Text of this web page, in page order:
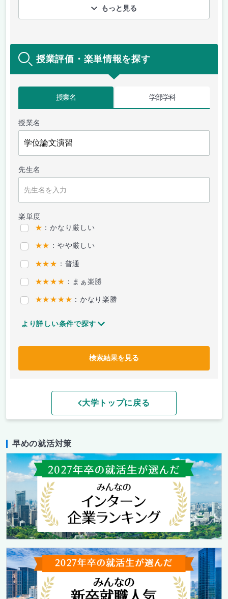
もっと見る
授業評価・楽単情報を探す
授業名 学部学科
授業名
先生名
楽単度
★ ：かなり厳しい
★★ ：やや厳しい
★★★ ：普通
★★★★ ：まぁ楽勝
★★★★★ ：かなり楽勝
より詳しい条件で探す
検索結果を見る
大学トップに戻る
早めの就活対策